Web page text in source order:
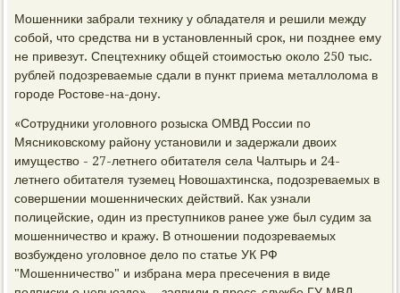
Мошенники забрали технику у обладателя и решили между
собой, что средства ни в установленный срок, ни позднее ему
не привезут. Спецтехнику общей стоимостью около 250 тыс.
рублей подозреваемые сдали в пункт приема металлолома в
городе Ростове-на-дону.
«Сотрудники уголовного розыска ОМВД России по
Мясниковскому району установили и задержали двоих
имущество - 27-летнего обитателя села Чалтырь и 24-
летнего обитателя туземец Новошахтинска, подозреваемых в
совершении мошеннических действий. Как узнали
полицейские, один из преступников ранее уже был судим за
мошенничество и кражу. В отношении подозреваемых
возбуждено уголовное дело по статье УК РФ
"Мошенничество" и избрана мера пресечения в виде